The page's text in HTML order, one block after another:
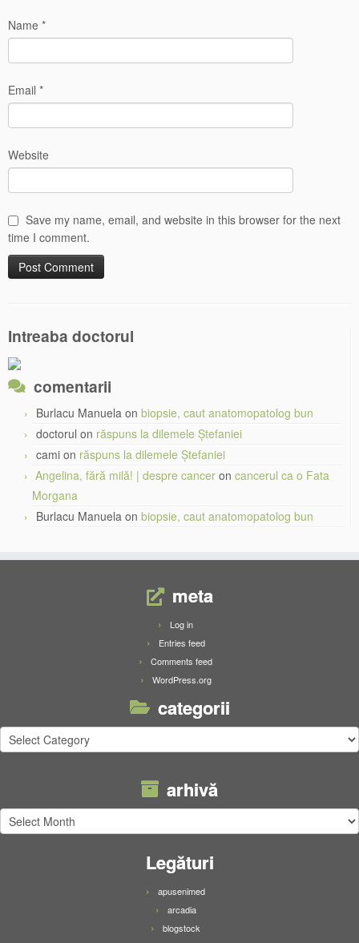
Name *
Email *
Website
Save my name, email, and website in this browser for the next
time I comment.
Intreaba doctorul
comentarii
Burlacu Manuela on biopsie, caut anatomopatolog bun
doctorul on răspuns la dilemele Ștefaniei
cami on răspuns la dilemele Ștefaniei
Angelina, fără milă! | despre cancer on cancerul ca o Fata
Morgana
Burlacu Manuela on biopsie, caut anatomopatolog bun
meta
Log in
Entries feed
Comments feed
WordPress.org
categorii
categorii
arhivă
arhivă
Legături
apusenimed
arcadia
blogstock